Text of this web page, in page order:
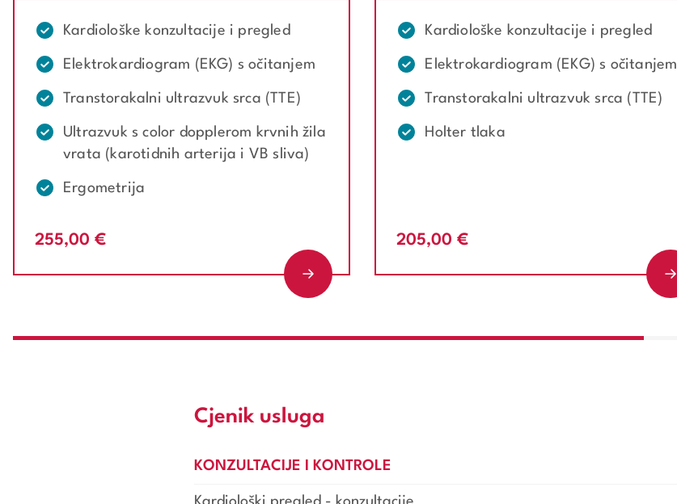
Kardiološke konzultacije i pregled
Elektrokardiogram (EKG) s očitanjem
Transtorakalni ultrazvuk srca (TTE)
Ultrazvuk s color dopplerom krvnih žila
vrata (karotidnih arterija i VB sliva)
Ergometrija
255,00 €
Kardiološke konzultacije i pregled
Elektrokardiogram (EKG) s očitanjem
Transtorakalni ultrazvuk srca (TTE)
Holter tlaka
205,00 €
Cjenik usluga
KONZULTACIJE I KONTROLE